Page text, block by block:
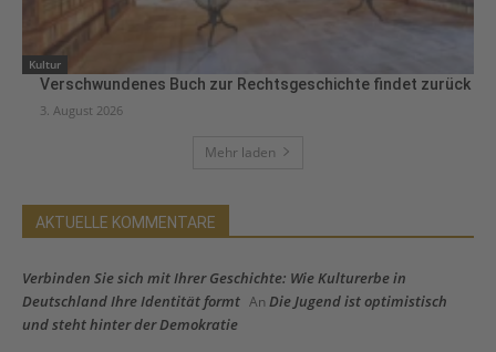
Kultur
Verschwundenes Buch zur Rechtsgeschichte findet zurück
3. August 2026
Mehr laden
AKTUELLE KOMMENTARE
Verbinden Sie sich mit Ihrer Geschichte: Wie Kulturerbe in
Deutschland Ihre Identität formt An Die Jugend ist optimistisch
und steht hinter der Demokratie